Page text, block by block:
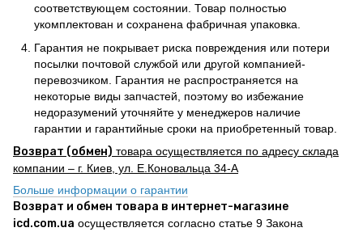
соответствующем состоянии. Товар полностью
укомплектован и сохранена фабричная упаковка.
Гарантия не покрывает риска повреждения или потери
посылки почтовой службой или другой компанией-
перевозчиком. Гарантия не распространяется на
некоторые виды запчастей, поэтому во избежание
недоразумений уточняйте у менеджеров наличие
гарантии и гарантийные сроки на приобретенный товар.
Возврат (обмен) товара осуществляется по адресу склада
компании – г. Киев, ул. Е.Коновальца 34-А
Больше информации о гарантии
Возврат и обмен товара в интернет-магазине
icd.com.ua осуществляется согласно статье 9 Закона